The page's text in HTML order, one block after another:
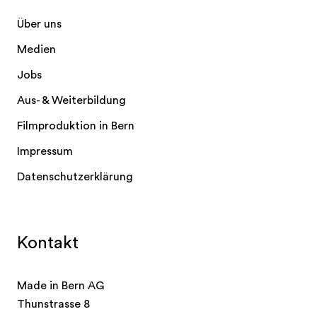
Kontakt
Made in Bern AG
Thunstrasse 8
Über uns
Medien
Jobs
Aus- & Weiterbildung
Filmproduktion in Bern
Impressum
Datenschutzerklärung